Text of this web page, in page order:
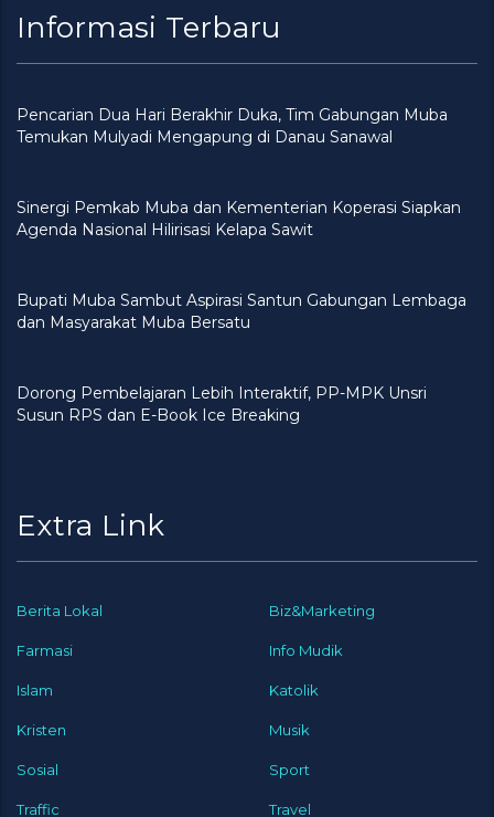
Informasi Terbaru
Pencarian Dua Hari Berakhir Duka, Tim Gabungan Muba
Temukan Mulyadi Mengapung di Danau Sanawal
Sinergi Pemkab Muba dan Kementerian Koperasi Siapkan
Agenda Nasional Hilirisasi Kelapa Sawit
Bupati Muba Sambut Aspirasi Santun Gabungan Lembaga
dan Masyarakat Muba Bersatu
Dorong Pembelajaran Lebih Interaktif, PP-MPK Unsri
Susun RPS dan E-Book Ice Breaking
Extra Link
Berita Lokal Biz&Marketing
Farmasi Info Mudik
Islam Katolik
Kristen Musik
Sosial Sport
Traffic Travel